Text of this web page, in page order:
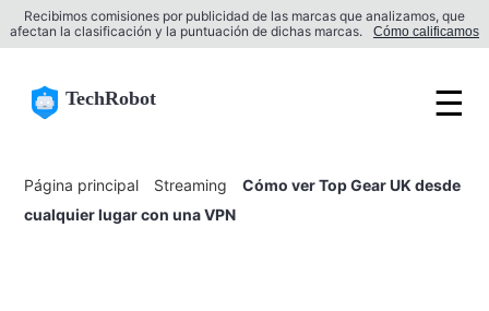
Recibimos comisiones por publicidad de las marcas que analizamos, que
afectan la clasificación y la puntuación de dichas marcas.
Cómo calificamos
TechRobot ☰
Página principal Streaming
Cómo ver Top Gear UK desde
cualquier lugar con una VPN